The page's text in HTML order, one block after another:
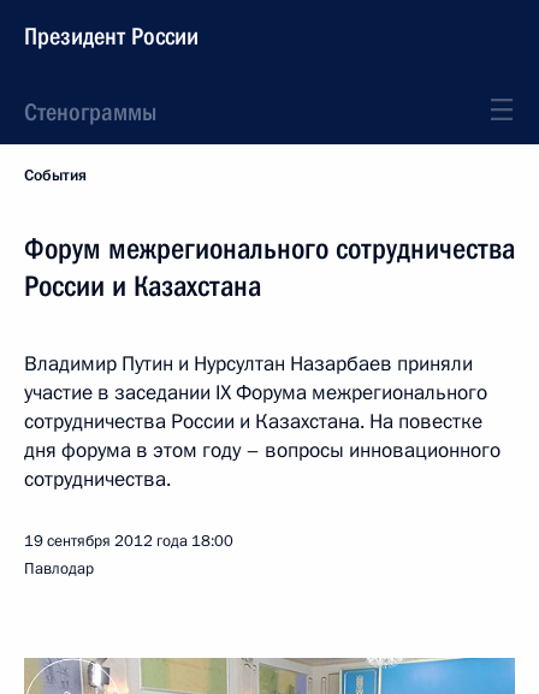
Президент России
Стенограммы
События
Форум межрегионального сотрудничества
России и Казахстана
Владимир Путин и Нурсултан Назарбаев приняли
участие в заседании IX Форума межрегионального
сотрудничества России и Казахстана. На повестке
дня форума в этом году – вопросы инновационного
сотрудничества.
19 сентября 2012 года 18:00
Павлодар